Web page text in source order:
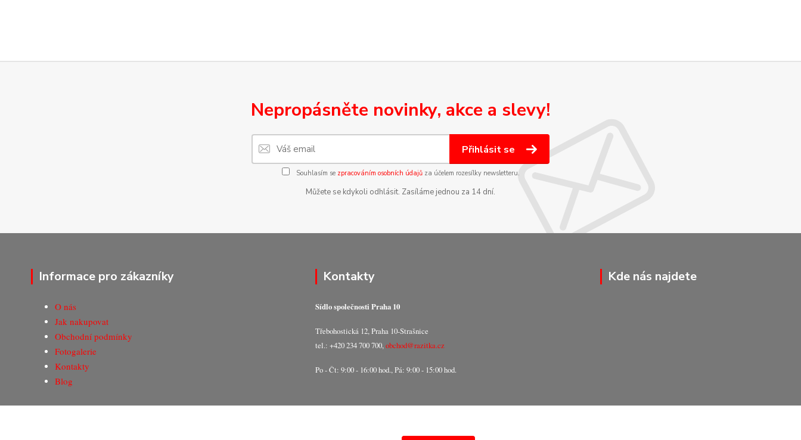
Nepropásněte novinky, akce a slevy!
Přihlásit se
Souhlasím se zpracováním osobních údajůza účelem rozesílky newsletteru.
Můžete se kdykoli odhlásit. Zasíláme jednou za 14 dní.
Informace pro zákazníky
O nás
Jak nakupovat
Obchodní podmínky
Fotogalerie
Kontakty
Blog
Kontakty
Sídlo společnosti Praha 10
Třebohostická 12, Praha 10-Strašnice
tel.: +420 234 700 700,obchod@razitka.cz
Po - Čt: 9:00 - 16:00 hod., Pá: 9:00 - 15:00 hod.
Kde nás najdete